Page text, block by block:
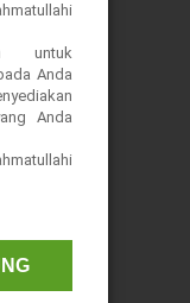
untuk
Anda
Anda